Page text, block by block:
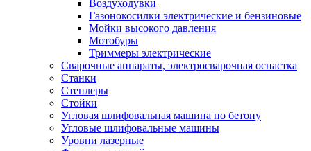
Воздуходувки
Газонокосилки электрические и бензиновые
Мойки высокого давления
Мотобуры
Триммеры электрические
Сварочные аппараты, электросварочная оснастка
Станки
Степлеры
Стойки
Угловая шлифовальная машина по бетону
Угловые шлифовальные машины
Уровни лазерные